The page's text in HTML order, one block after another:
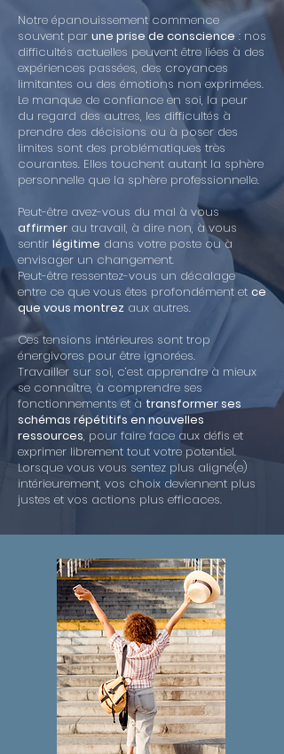
Notre épanouissement commence
souvent par une prise de conscience: nos
difficultés actuelles peuvent être liées à des
expériences passées, des croyances
limitantes ou des émotions non exprimées.
Le manque de confiance en soi, la peur
du regard des autres, les difficultés à
prendre des décisions ou à poser des
limites sont des problématiques très
courantes. Elles touchent autant la sphère
personnelle que la sphère professionnelle.
Peut-être avez-vous du mal à vous
affirmer au travail, à dire non, à vous
sentir légitime dans votre poste ou à
envisager un changement.
Peut-être ressentez-vous un décalage
entre ce que vous êtes profondément et ce
que vous montrez aux autres.
Ces tensions intérieures sont trop
énergivores pour être ignorées.
Travailler sur soi, c’est apprendre à mieux
se connaître, à comprendre ses
fonctionnements et à transformer ses
schémas répétitifs en nouvelles
ressources, pour faire face aux défis et
exprimer librement tout votre potentiel.
Lorsque vous vous sentez plus aligné(e)
intérieurement, vos choix deviennent plus
justes et vos actions plus efficaces.